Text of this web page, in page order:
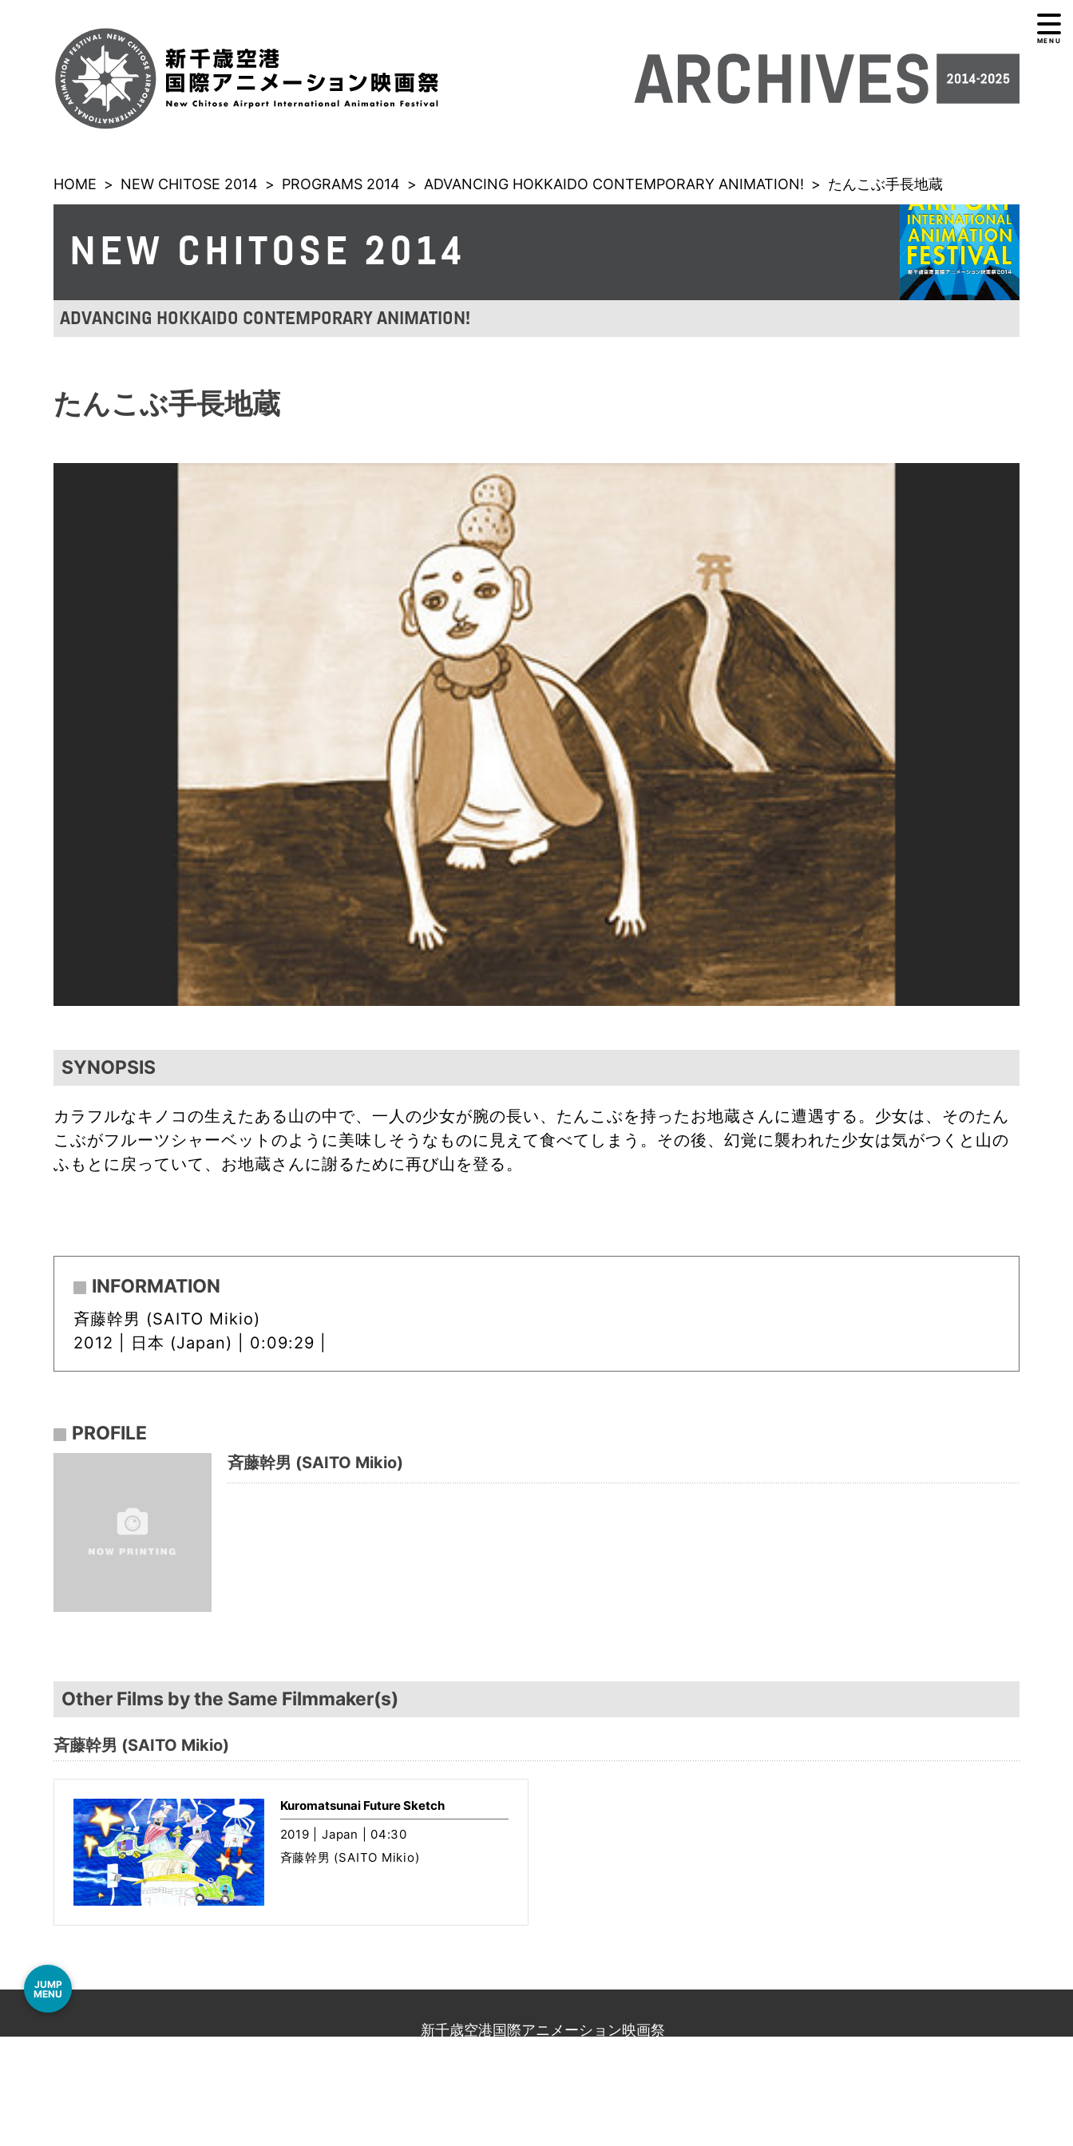
MENU
HOME > NEW CHITOSE 2014 > PROGRAMS 2014 > ADVANCING HOKKAIDO CONTEMPORARY ANIMATION! > たんこぶ手長地蔵
NEW CHITOSE 2014
ADVANCING HOKKAIDO CONTEMPORARY ANIMATION!
たんこぶ手長地蔵
SYNOPSIS
カラフルなキノコの生えたある山の中で、一人の少女が腕の長い、たんこぶを持ったお地蔵さんに遭遇する。少女は、そのたん
こぶがフルーツシャーベットのように美味しそうなものに見えて食べてしまう。その後、幻覚に襲われた少女は気がつくと山の
ふもとに戻っていて、お地蔵さんに謝るために再び山を登る。
INFORMATION
斉藤幹男 (SAITO Mikio)
2012 |
日本 (Japan) | 0:09:29 |
PROFILE
斉藤幹男 (SAITO Mikio)
Other Films by the Same Filmmaker(s)
斉藤幹男 (SAITO Mikio)
Kuromatsunai Future Sketch
2019 | Japan | 04:30
斉藤幹男 (SAITO Mikio)
新千歳空港国際アニメーション映画祭
JUMP
MENU